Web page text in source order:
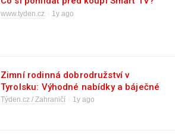
www.tyden.cz 1y ago
Zimní rodinná dobrodružství v
Tyrolsku: Výhodné nabídky a báječné
zážitky pro velké i malé návštěvníky
Týden.cz / Zahraničí 1y ago